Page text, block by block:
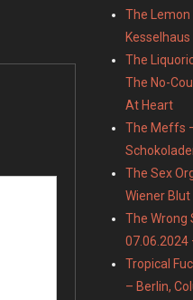
The Lemon
Kesselhaus
The
The No-
At Heart
The Meffs
The Sex
Wiener Blut
The Wrong
07.06.2024
Tropical
– Berlin,